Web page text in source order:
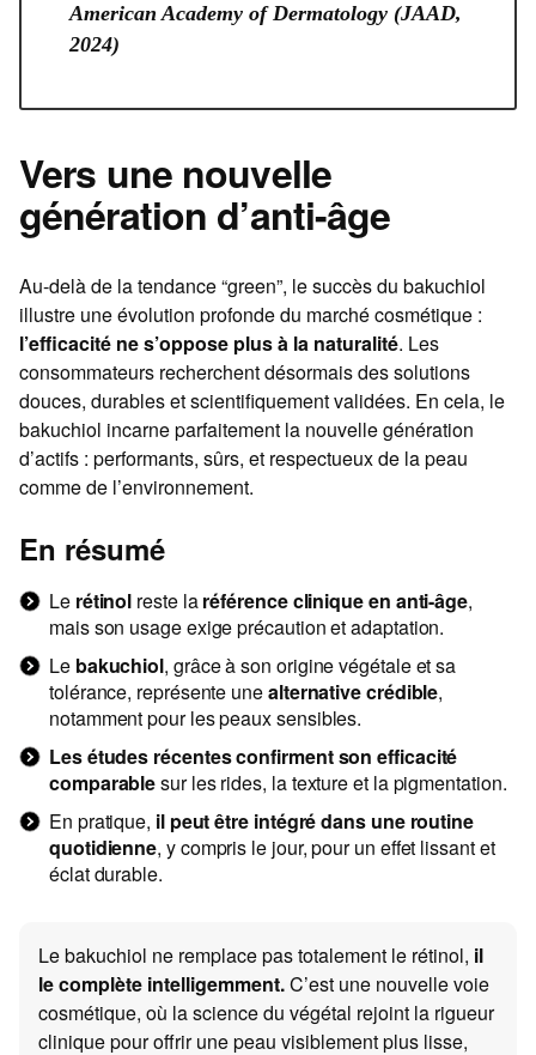
American Academy of Dermatology (JAAD,
2024)
Vers une nouvelle
génération d’anti-âge
Au-delà de la tendance “green”, le succès du bakuchiol
illustre une évolution profonde du marché cosmétique :
l’efficacité ne s’oppose plus à la naturalité. Les
consommateurs recherchent désormais des solutions
douces, durables et scientifiquement validées. En cela, le
bakuchiol incarne parfaitement la nouvelle génération
d’actifs : performants, sûrs, et respectueux de la peau
comme de l’environnement.
En résumé
Le rétinol reste laréférence clinique en anti-âge,
mais son usage exige précaution et adaptation.
Le bakuchiol, grâce à son origine végétale et sa
tolérance, représente unealternative crédible,
notamment pour les peaux sensibles.
Les études récentes confirment son efficacité
comparablesur les rides, la texture et la pigmentation.
En pratique, il peut être intégré dans une routine
quotidienne, y compris le jour, pour un effet lissant et
éclat durable.
Le bakuchiol ne remplace pas totalement le rétinol, il
le complète intelligemment.C’est une nouvelle voie
cosmétique, où la science du végétal rejoint la rigueur
clinique pour offrir une peau visiblement plus lisse,